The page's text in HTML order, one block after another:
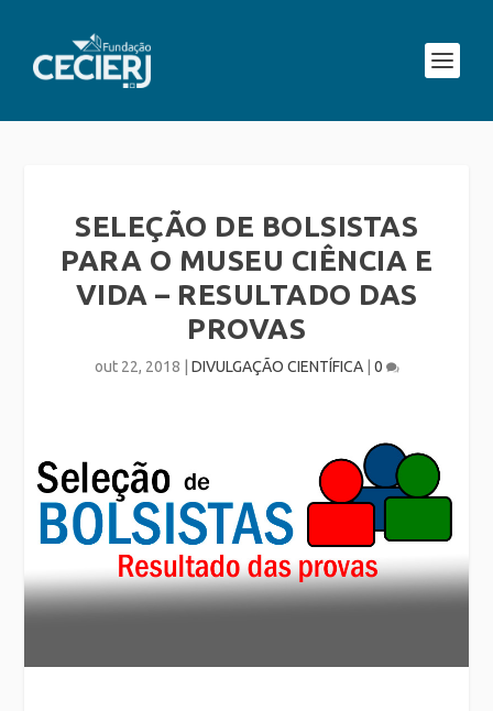
SELEÇÃO DE BOLSISTAS
PARA O MUSEU CIÊNCIA E
VIDA – RESULTADO DAS
PROVAS
out 22, 2018 DIVULGAÇÃO CIENTÍFICA| 0